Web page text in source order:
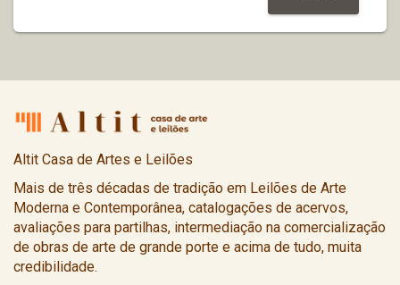
Altit Casa de Artes e Leilões
Mais de três décadas de tradição em Leilões de Arte
Moderna e Contemporânea, catalogações de acervos,
avaliações para partilhas, intermediação na comercialização
de obras de arte de grande porte e acima de tudo, muita
credibilidade.